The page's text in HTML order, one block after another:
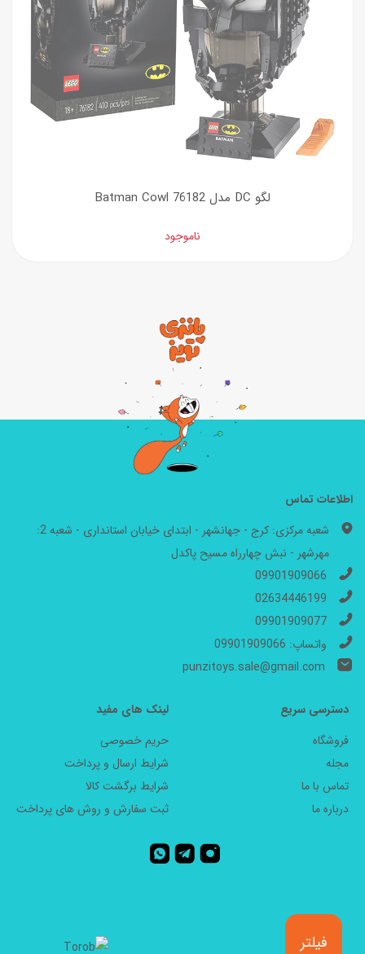
فیلتر
لگو DC مدل Batman Cowl 76182
ناموجود
اطلاعات تماس
شعبه مرکزی: کرج - جهانشهر - ابتدای خیابان استانداری - شعبه 2:
مهرشهر - نبش چهارراه مسیح پاکدل
09901909066
02634446199
09901909077
واتساپ: 09901909066
punzitoys.sale@gmail.com
دسترسی سریع
فروشگاه
مجله
تماس با ما
درباره ما
لینک های مفید
حریم خصوصی
شرایط ارسال و پرداخت
شرایط برگشت کالا
ثبت سفارش و روش های پرداخت